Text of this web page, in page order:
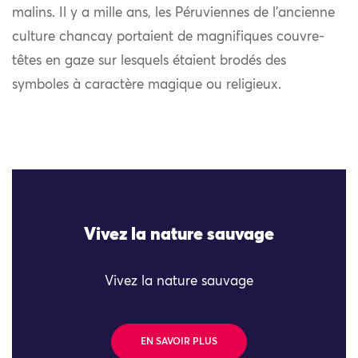
malins. Il y a mille ans, les Péruviennes de l’ancienne
culture chancay portaient de magnifiques couvre-
têtes en gaze sur lesquels étaient brodés des
symboles à caractère magique ou religieux.
Vivez la nature sauvage
Vivez la nature sauvage
EN SAVOIR PLUS